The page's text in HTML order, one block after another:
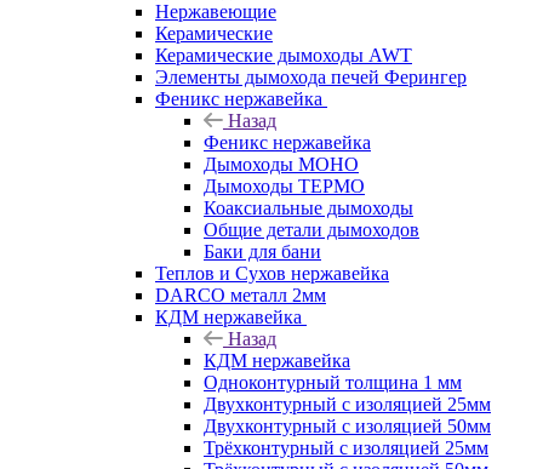
Нержавеющие
Керамические
Керамические дымоходы AWT
Элементы дымохода печей Ферингер
Феникс нержавейка
Назад
Феникс нержавейка
Дымоходы МОНО
Дымоходы ТЕРМО
Коаксиальные дымоходы
Общие детали дымоходов
Баки для бани
Теплов и Сухов нержавейка
DARCO металл 2мм
КДМ нержавейка
Назад
КДМ нержавейка
Одноконтурный толщина 1 мм
Двухконтурный с изоляцией 25мм
Двухконтурный с изоляцией 50мм
Трёхконтурный с изоляцией 25мм